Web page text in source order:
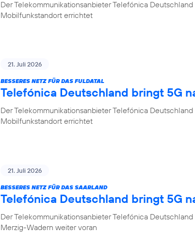
Der Telekommunikationsanbieter Telefónica
Mobilfunkstandort errichtet
21. Juli 2026
BESSERES NETZ FÜR DAS FULDATAL
Telefónica Deutschland bringt 5G
Der Telekommunikationsanbieter Telefónica
Mobilfunkstandort errichtet
21. Juli 2026
BESSERES NETZ FÜR DAS SAARLAND
Telefónica Deutschland bringt 5G
Der Telekommunikationsanbieter Telefónica
Merzig-Wadern weiter voran